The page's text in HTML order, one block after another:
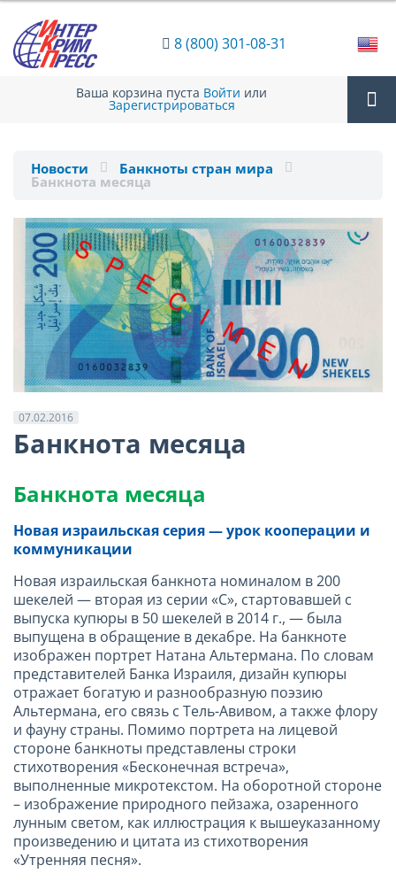
8 (800) 301-08-31
Ваша корзина пуста Войти или
Зарегистрироваться
Новости Банкноты стран мира
Банкнота месяца
07.02.2016
Банкнота месяца
Банкнота месяца
Новая израильская серия — урок кооперации и
коммуникации
Новая израильская банкнота номиналом в 200
шекелей — вторая из серии «С», стартовавшей с
выпуска купюры в 50 шекелей в 2014 г., — была
выпущена в обращение в декабре. На банкноте
изображен портрет Натана Альтермана. По словам
представителей Банка Израиля, дизайн купюры
отражает богатую и разнообразную поэзию
Альтермана, его связь с Тель-Авивом, а также флору
и фауну страны. Помимо портрета на лицевой
стороне банкноты представлены строки
стихотворения «Бесконечная встреча»,
выполненные микротекстом. На оборотной стороне
– изображение природного пейзажа, озаренного
лунным светом, как иллюстрация к вышеуказанному
произведению и цитата из стихотворения
«Утренняя песня».